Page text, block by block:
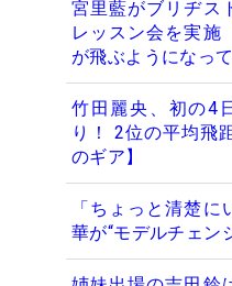
宮里藍がブリヂス
レッスン会を実
が飛ぶようになっ
竹田麗央、初の4
り！ 2位の平均飛
のギア】
「ちょっと清楚
華が“モデルチェン